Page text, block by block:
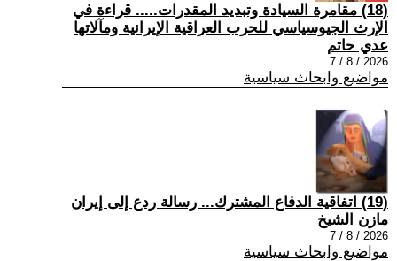
(18) مقامرة السيادة وتبديد المقدرات..... قراءة في
الإرث الجيوسياسي للحرب العراقية الإيرانية ومآلاتها
عدي حاتم
2026 / 8 / 7
مواضيع وابحاث سياسية
(19) اتفاقية الدفاع المشترك... رسالة ردع إلى إيران
مازن الشيخ
2026 / 8 / 7
مواضيع وابحاث سياسية